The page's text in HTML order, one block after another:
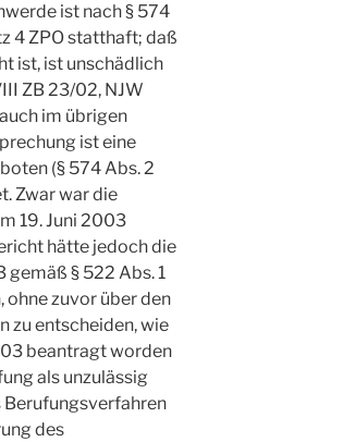
ist nach § 574
4 ZPO statthaft; daß
ist, ist unschädlich
ZB 23/02, NJW
im übrigen
ist eine
(§ 574 Abs. 2
Zwar war die
19. Juni 2003
hätte jedoch die
§ 522 Abs. 1
ohne zuvor über den
zu entscheiden, wie
beantragt worden
als unzulässig
Berufungsverfahren
des